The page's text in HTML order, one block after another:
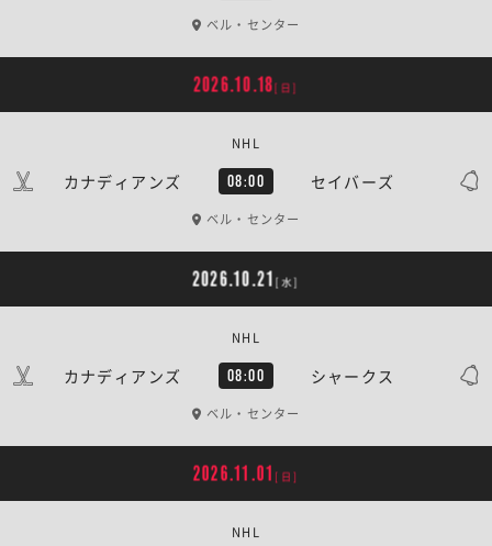
ベル・センター
2026.10.18[日]
カナディアンズ 08:00 セイバーズ
NHL
ベル・センター
2026.10.21 [水]
カナディアンズ 08:00 シャークス
NHL
ベル・センター
2026.11.01 [日]
NHL